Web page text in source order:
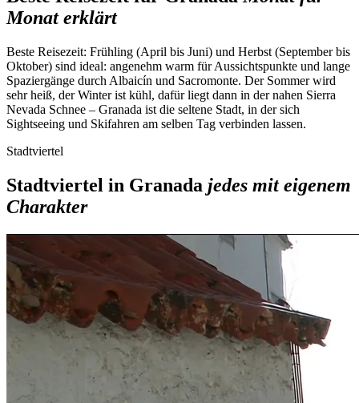
Monat erklärt
Beste Reisezeit: Frühling (April bis Juni) und Herbst (September bis
Oktober) sind ideal: angenehm warm für Aussichtspunkte und lange
Spaziergänge durch Albaicín und Sacromonte. Der Sommer wird
sehr heiß, der Winter ist kühl, dafür liegt dann in der nahen Sierra
Nevada Schnee – Granada ist die seltene Stadt, in der sich
Sightseeing und Skifahren am selben Tag verbinden lassen.
Stadtviertel
Stadtviertel in Granada jedes mit eigenem
Charakter